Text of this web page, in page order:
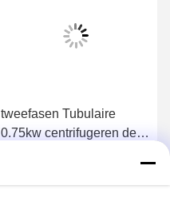
tweefasen Tubulaire
0.75kw centrifugeren de
Ga Nu Praten.